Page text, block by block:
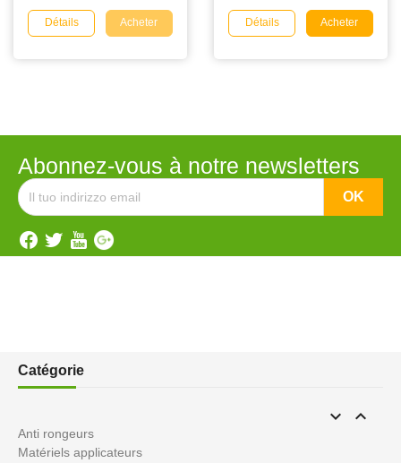
Détails Acheter Détails Acheter
Abonnez-vous à notre newsletters
Catégorie
 
Anti rongeurs
Matériels applicateurs